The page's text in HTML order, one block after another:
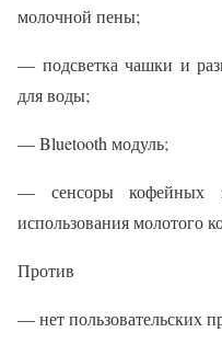
молочной пены;
— подсветка чашки и
для воды;
— Bluetooth модуль;
— сенсоры кофейных
использования молотого
Против
— нет пользовательских